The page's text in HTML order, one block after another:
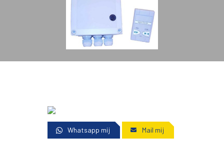
Whatsapp mij Mail mij